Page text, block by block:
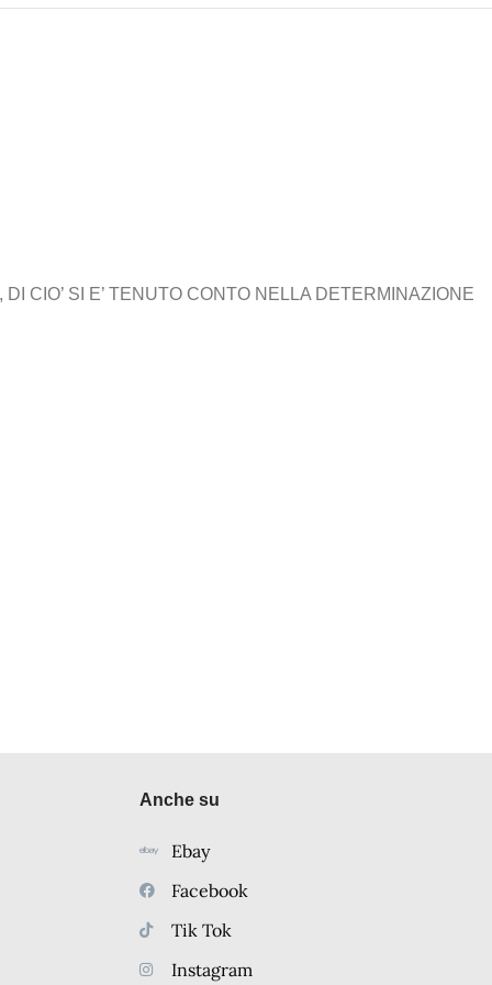
CIO’ SI E’ TENUTO CONTO NELLA DETERMINAZIONE
Anche su
Ebay
Facebook
Tik Tok
Instagram